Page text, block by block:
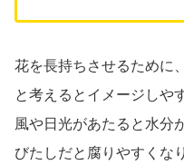
花を長持ちさせるために
と考えるとイメージしや
風や日光があたると水分
びたしだと腐りやすくな